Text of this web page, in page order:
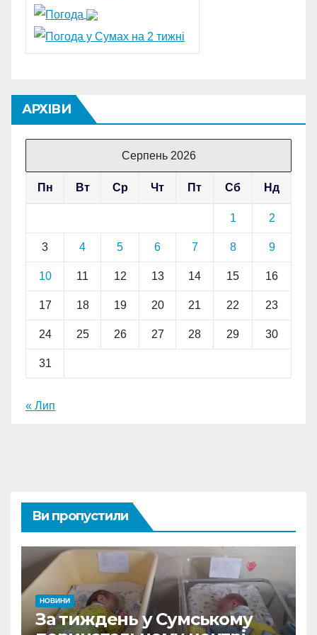
АРХІВИ
Серпень 2026
Пн Вт Ср Чт Пт Сб Нд
1 2
3 4 5 6 7 8 9
10 11 12 13 14 15 16
17 18 19 20 21 22 23
24 25 26 27 28 29 30
31
« Лип
Ви пропустили
НОВИНИ
За тиждень у Сумському